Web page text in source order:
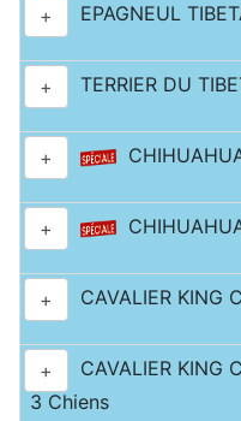
+ EPAGNEUL
+ TERRIER DU
+
+
+ CAVALIER KING
+
CAVALIER KING
3 Chiens